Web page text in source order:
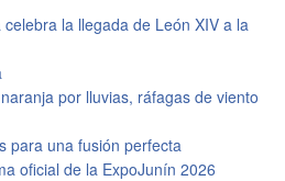
la llegada de León XIV a la
por lluvias, ráfagas de viento
para una fusión perfecta
oficial de la ExpoJunín 2026